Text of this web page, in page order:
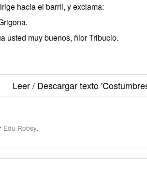
hacia el barril, y exclama:
usted muy buenos, ñior Tribucio.
Leer / Descargar texto
Edu Robsy.